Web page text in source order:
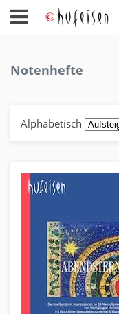
Notenhefte
Alphabetisch